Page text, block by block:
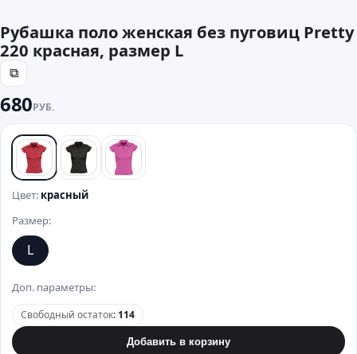
Рубашка поло женская без пуговиц Pretty
220 красная, размер L
⧉
680РУБ.
красныйчерный розовый
Цвет: красный
Размер:
L
Доп. параметры:
Свободный остаток: 114
Добавить в корзину